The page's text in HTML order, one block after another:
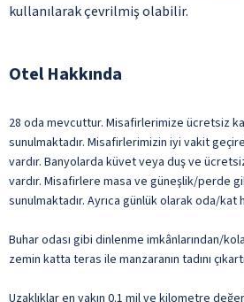
kullanılarak çevrilmiş olabilir.
Otel Hakkında
28 oda mevcuttur. Misafirlerimize ücretsiz
sunulmaktadır. Misafirlerimizin iyi vakit
vardır. Banyolarda küvet veya duş ve
vardır. Misafirlere masa ve güneşlik/perde
sunulmaktadır. Ayrıca günlük olarak oda/
Buhar odası gibi dinlenme imkânlarından/
zemin katta teras ile manzaranın tadını
Uzaklıklar en yakın 0.1 mil ve kilometre